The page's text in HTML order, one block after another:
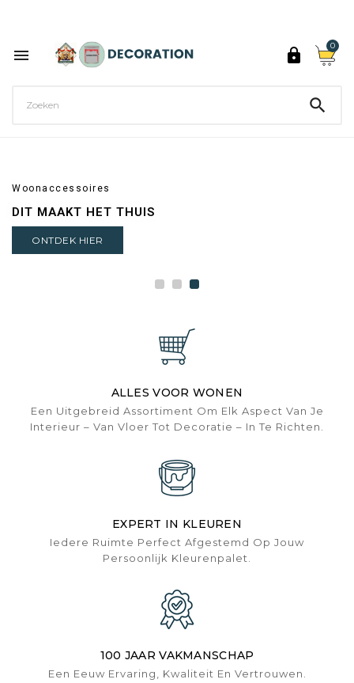
 
0

Woonaccessoires
DIT MAAKT HET THUIS
ONTDEK HIER
ALLES VOOR WONEN
Een Uitgebreid Assortiment Om Elk Aspect Van Je
Interieur – Van Vloer Tot Decoratie – In Te Richten.
EXPERT IN KLEUREN
Iedere Ruimte Perfect Afgestemd Op Jouw
Persoonlijk Kleurenpalet.
100 JAAR VAKMANSCHAP
Een Eeuw Ervaring, Kwaliteit En Vertrouwen.